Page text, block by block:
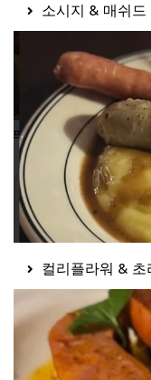
소시지 & 매쉬드
컬리플라워 & 초